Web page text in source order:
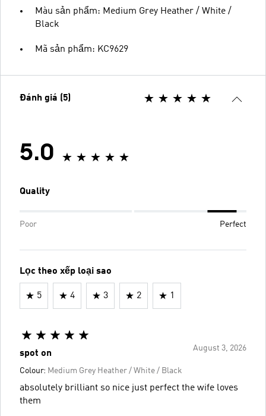
Màu sản phẩm: Medium Grey Heather / White /
Black
Mã sản phẩm: KC9629
Đánh giá (5)
5.0
Quality
Poor Perfect
Lọc theo xếp loại sao
5 4 3 2 1
August 3, 2026
spot on
Colour: Medium Grey Heather / White / Black
absolutely brilliant so nice just perfect the wife loves
them